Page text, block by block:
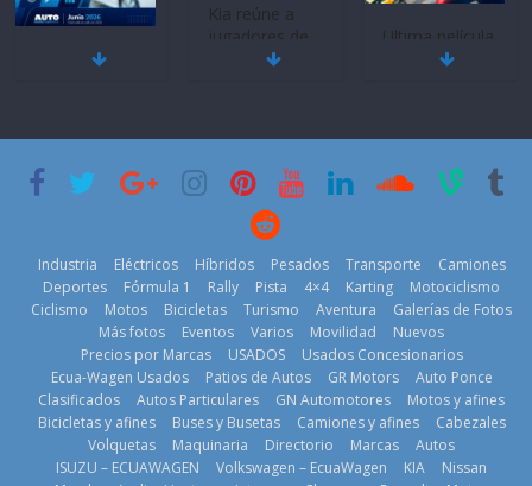
Mercado
historia
11 de julio de
BMW, Toyota,
Bosch y
prueban flota
Kia reúne a
jugadores de
fútbol de todo
2026
La Vuelta al
Ecuador 2026,
edición 47ª,
recorre 7
provincias en 8
días
Ultima película
‘Spider‑Man:
29 de julio de
¿Qué puede
pasar con tu
vehículo si
permanece
varios días sin
Industria Eléctricos Híbridos Pesados Transporte
Camiones
Deportes
Fórmula 1 Rally Pista 4×4 Karting
Motociclismo
Ciclismo
Motos Bicicletas Turismo Aventura
Galerías de Fotos
Más fotos
Eventos Varios Movilidad
Nuevos
Precios por Marcas
USADOS
Usados Concesionarios
Ecua-Wagen Usados
Patios de Autos GR Motors
Auto Ponce
Clasificados
Autos Particulares GN Automotores
Motos y afines
Bicicletas y afines
Buses y Busetas Camiones y afines
Cabezales
Volquetas
Maquinaria Directorio Marcas
Autos
ISUZU – ECUAWAGEN
Volkswagen – EcuaWagen KIA
Nissan